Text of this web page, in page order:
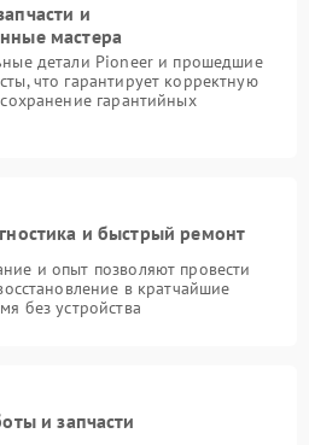
и
мастера
детали Pioneer и прошедшие
что гарантирует корректную
гарантийных
и быстрый ремонт
и опыт позволяют провести
в кратчайшие
без устройства
и запчасти